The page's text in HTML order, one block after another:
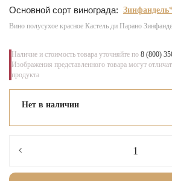
Основной сорт винограда:
Вино полусухое красное Кастель ди Парано
Наличие и стоимость товара уточняйте по 8 (800)
Изображения представленного товара могут
продукта
Нет в наличии